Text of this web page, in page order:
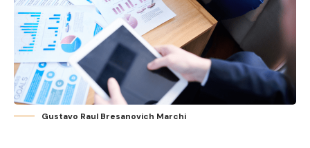
Gustavo Raul Bresanovich Marchi